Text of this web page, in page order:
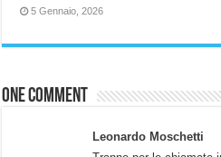
5 Gennaio, 2026
One comment
Leonardo Moschetti